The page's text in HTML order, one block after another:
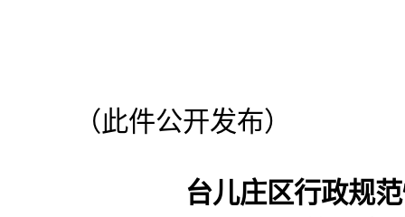
（此件公开发布）
台儿庄区行政规